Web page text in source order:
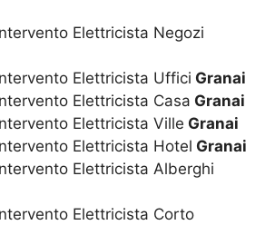
Elettricista Negozi
Elettricista Uffici Granai
Elettricista Casa Granai
Elettricista Ville Granai
Elettricista Hotel Granai
Elettricista Alberghi
Elettricista Corto